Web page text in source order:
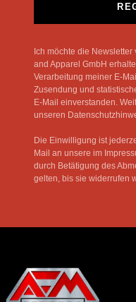
Ich möchte die
and Apparel GmbH
Verarbeitung meiner E-
Zusendung und
E-Mail einverstanden.
unseren
Die Einwilligung ist
Mail an unsere im
durch Betätigung des
gelten, bis sie widerrufen